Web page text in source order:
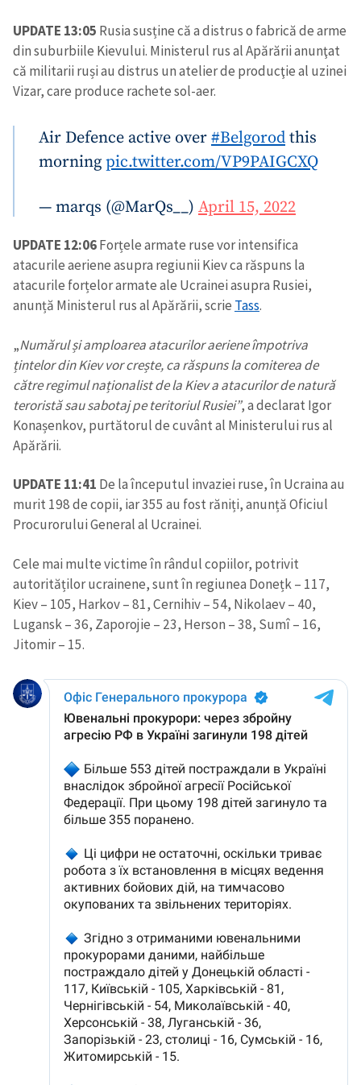
UPDATE 13:05 Rusia susține că a distrus o fabrică de arme
din suburbiile Kievului. Ministerul rus al Apărării anunţat
că militarii ruși au distrus un atelier de producţie al uzinei
Vizar, care produce rachete sol-aer.
Air Defence active over#Belgorodthis
morningpic.twitter.com/VP9PAIGCXQ
— marqs (@MarQs__) April 15, 2022
UPDATE 12:06Forțele armate ruse vor intensifica
atacurile aeriene asupra regiunii Kiev ca răspuns la
atacurile forțelor armate ale Ucrainei asupra Rusiei,
anunță Ministerul rus al Apărării, scrie Tass.
„Numărul și amploarea atacurilor aeriene împotriva
țintelor din Kiev vor crește, ca răspuns la comiterea de
către regimul naționalist de la Kiev a atacurilor de natură
teroristă sau sabotaj pe teritoriul Rusiei”, a declarat Igor
Konașenkov, purtătorul de cuvânt al Ministerului rus al
Apărării.
UPDATE 11:41 De la începutul invaziei ruse, în Ucraina au
murit 198 de copii, iar 355 au fost răniți, anunță Oficiul
Procurorului General al Ucrainei.
Cele mai multe victime în rândul copiilor, potrivit
autorităților ucrainene, sunt în regiunea Donețk – 117,
Kiev – 105, Harkov – 81, Cernihiv – 54, Nikolaev – 40,
Lugansk – 36, Zaporojie – 23, Herson – 38, Sumî – 16,
Jitomir – 15.